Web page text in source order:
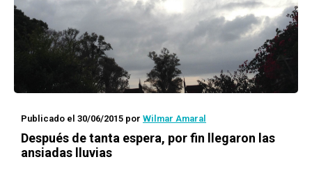
Publicado el 30/06/2015 por Wilmar Amaral
Después de tanta espera, por fin llegaron las
ansiadas lluvias